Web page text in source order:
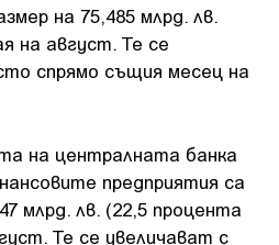
на 75,485 млрд. лв.
на август. Те се
спрямо същия месец на
на централната банка
предприятия са
млрд. лв. (22,5 процента
Те се увеличават с